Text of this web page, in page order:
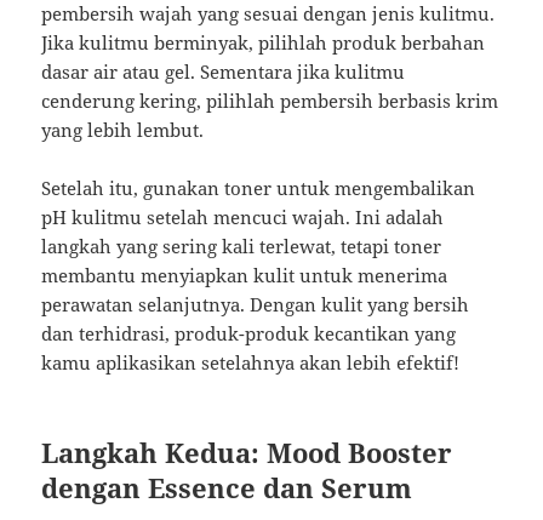
pembersih wajah yang sesuai dengan jenis kulitmu.
Jika kulitmu berminyak, pilihlah produk berbahan
dasar air atau gel. Sementara jika kulitmu
cenderung kering, pilihlah pembersih berbasis krim
yang lebih lembut.
Setelah itu, gunakan toner untuk mengembalikan
pH kulitmu setelah mencuci wajah. Ini adalah
langkah yang sering kali terlewat, tetapi toner
membantu menyiapkan kulit untuk menerima
perawatan selanjutnya. Dengan kulit yang bersih
dan terhidrasi, produk-produk kecantikan yang
kamu aplikasikan setelahnya akan lebih efektif!
Langkah Kedua: Mood Booster
dengan Essence dan Serum